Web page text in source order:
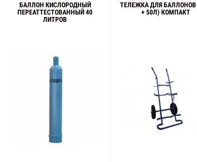
БАЛЛОН КИСЛОРОДНЫЙ
ПЕРЕАТТЕСТОВАННЫЙ 40
ЛИТРОВ
ТЕЛЕЖКА ДЛЯ БАЛЛОНОВ
+ 50Л) КОМПАКТ